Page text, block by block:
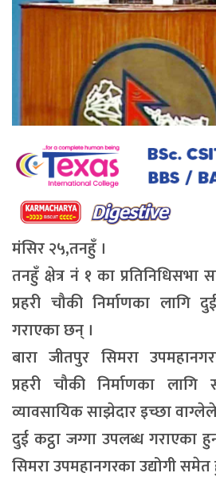
मंसिर २५,तनहुँ ।
तनहुँ क्षेत्र नं १ का प्रतिनिधिसभा
प्रहरी चौकी निर्माणका लागि
गराएका छन् ।
बारा जीतपुर सिमरा
प्रहरी चौकी निर्माणका
व्यावसायिक साझेदार इच्छा
दुई कट्ठा जग्गा उपलब्ध गराएका
सिमरा उपमहानगरका उद्योगी समेत